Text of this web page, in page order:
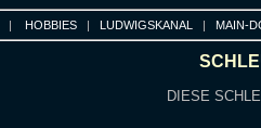
| HOBBIES | LUDWIGSKANAL | MAIN-
DIESE